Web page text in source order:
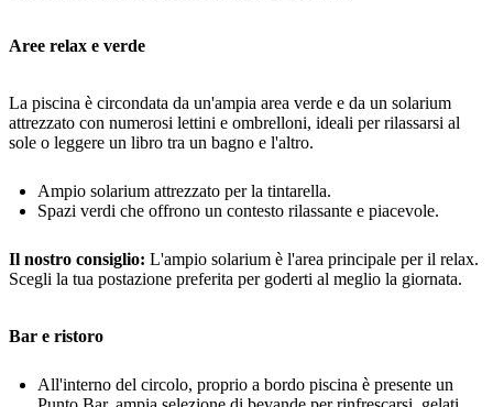
Aree relax e verde
La piscina è circondata da un'ampia area verde e da un solarium
attrezzato con numerosi lettini e ombrelloni, ideali per rilassarsi al
sole o leggere un libro tra un bagno e l'altro.
Ampio solarium attrezzato per la tintarella.
Spazi verdi che offrono un contesto rilassante e piacevole.
Il nostro consiglio: L'ampio solarium è l'area principale per il relax.
Scegli la tua postazione preferita per goderti al meglio la giornata.
Bar e ristoro
All'interno del circolo, proprio a bordo piscina è presente un